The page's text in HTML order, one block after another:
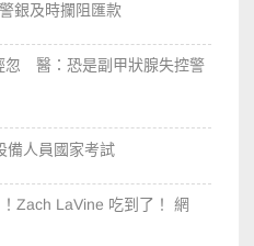
銀及時攔阻匯款
忽 醫：恐是副甲狀腺失控警
備人員國家考試
Zach LaVine 吃到了！ 網